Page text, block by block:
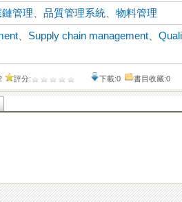
管理 、品質管理系統 、物料管理
Supply chain management 、
評分: 下載:0 書目收藏:0